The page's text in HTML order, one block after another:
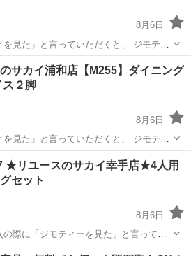
8月6日
見た」と言っていただくと、 ジモティ
でのご購入が可能です。
ただい
買取...
和駅 ダイニングセット サカイ
サカイ浦和店【M255】ダイニング
ト イス２脚
8月6日
見た」と言っていただくと、 ジモティ
でのご購入が可能です。
ただい
買取...
駅 ダイニングセット サカイ
★リユースのサカイ幸手店★4人用
セット
8月6日
際に「ジモティーを見た」と言ってい
掲載価格の10%OFF）でご購入が可能
ングセット サカイ